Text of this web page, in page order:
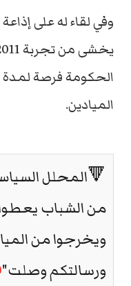
وفي لقاء له على
الميادين.
🔻المحلل
ويخرجوا من
ورسالتكم وصلت"